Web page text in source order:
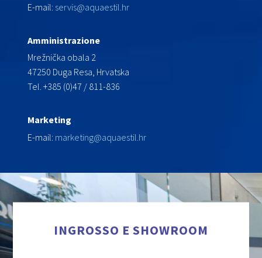
E-mail: servis@aquaestil.hr
Amministrazione
Mrežnička obala 2
47250 Duga Resa, Hrvatska
Tel. +385 (0)47 / 811-836
Marketing
E-mail: marketing@aquaestil.hr
INGROSSO E SHOWROOM